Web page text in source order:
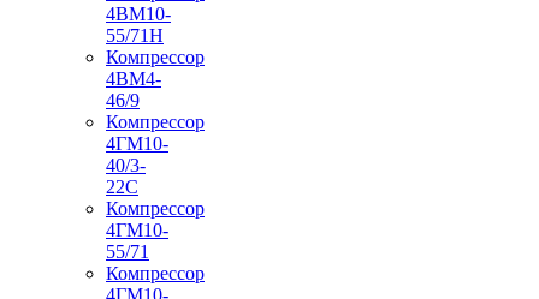
4ВМ10-
55/71Н
Компрессор
4ВМ4-
46/9
Компрессор
4ГМ10-
40/3-
22С
Компрессор
4ГМ10-
55/71
Компрессор